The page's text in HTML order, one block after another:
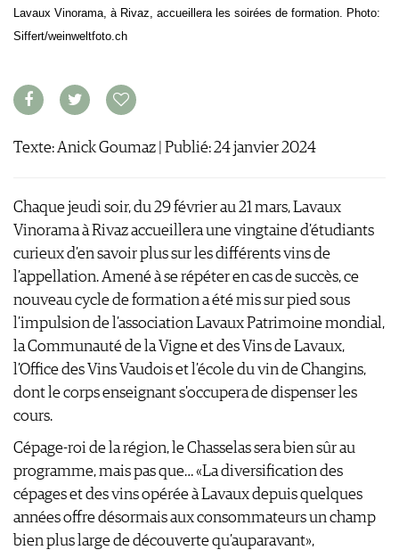
CONCOURS
GUIDE MILLÉSIMES
NEWSLETTER
GUIDE DU VIGNOBLE
WINE TRADE CLUB
OFFRES D'EMPLOIS
PUBLICITÉ
PRESSE
MENTIONS LÉGALES
CGV & PROTECTION DES
DONNÉES
FAQ
Lavaux Vinorama, à Rivaz, accueillera les soirées de formation. Photo:
Siffert/weinweltfoto.ch
Texte: Anick Goumaz | Publié: 24 janvier 2024
Chaque jeudi soir, du 29 février au 21 mars, Lavaux
Vinorama à Rivaz accueillera une vingtaine d’étudiants
curieux d’en savoir plus sur les différents vins de
l’appellation. Amené à se répéter en cas de succès, ce
nouveau cycle de formation a été mis sur pied sous
l’impulsion de l’association Lavaux Patrimoine mondial,
la Communauté de la Vigne et des Vins de Lavaux,
l’Office des Vins Vaudois et l’école du vin de Changins,
dont le corps enseignant s'occupera de dispenser les
cours.
Cépage-roi de la région, le Chasselas sera bien sûr au
programme, mais pas que… «La diversification des
cépages et des vins opérée à Lavaux depuis quelques
années offre désormais aux consommateurs un champ
bien plus large de découverte qu’auparavant»,